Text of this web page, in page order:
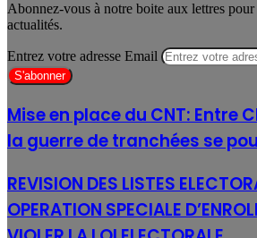
Abonnez-vous à notre boite aux lettres
actualités.
Entrez votre adresse Email
Mise en place du CNT: Entre
la guerre de tranchées se
REVISION DES LISTES
OPERATION SPECIALE